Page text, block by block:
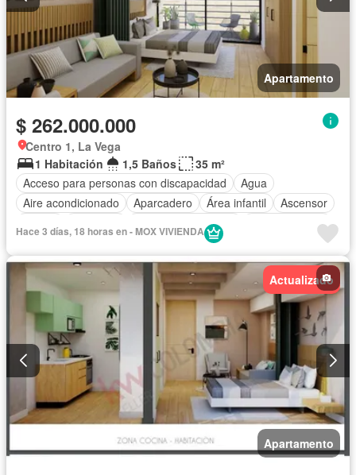
Apartamento
$ 262.000.000
Centro 1, La Vega
1 Habitación
1,5 Baños
35 m²
Acceso para personas con discapacidad
Agua
Aire acondicionado
Aparcadero Área infantil
Ascensor
Caseta de vigilancia
Cocina integral
Jardín
Seguridad privada
Tanque de agua
Terraza
Vista panorámica
Hace 3 días, 18 horas en - MOX VIVIENDA
Actualizado
Apartamento